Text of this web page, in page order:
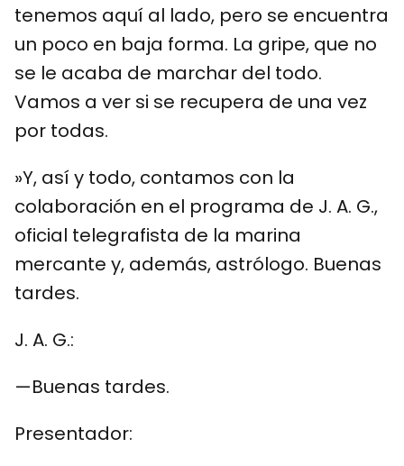
tenemos aquí al lado, pero se encuentra
un poco en baja forma. La gripe, que no
se le acaba de marchar del todo.
Vamos a ver si se recupera de una vez
por todas.
»Y, así y todo, contamos con la
colaboración en el programa de J. A. G.,
oficial telegrafista de la marina
mercante y, además, astrólogo. Buenas
tardes.
J. A. G.:
—Buenas tardes.
Presentador: